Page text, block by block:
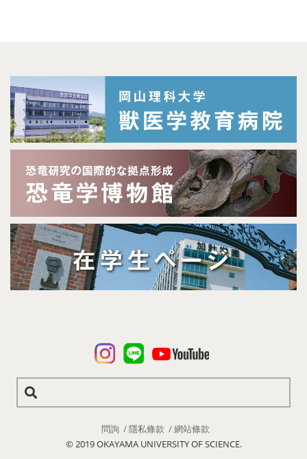
問詢 隱私條款
網站條款
© 2019 OKAYAMA UNIVERSITY OF SCIENCE.